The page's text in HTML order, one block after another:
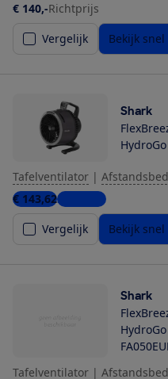
€ 140,-Richtprijs
Vergelijk
Bekijk snel
Shark
HydroGo
Tafelventilator |
€ 143,622 winkels
Vergelijk
Bekijk snel
Shark
HydroGo
Tafelventilator |